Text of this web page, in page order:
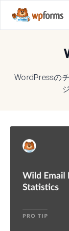
WordPressの